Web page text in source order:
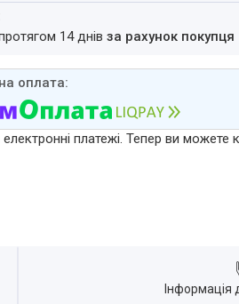
14 днівза рахунок покупця
електронні платежі. Тепер ви
Інформація